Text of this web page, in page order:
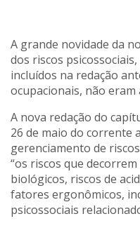
A grande novidade da
dos riscos
incluídos na redação
ocupacionais, não
A nova redação do
26 de maio do corrente
gerenciamento de
“os riscos que
biológicos, riscos de
fatores ergonômicos,
psicossociais